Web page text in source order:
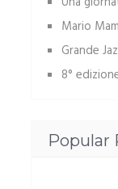
Mario
Grande
8°
Popular